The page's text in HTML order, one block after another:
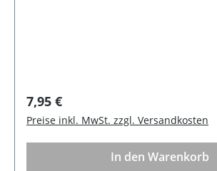
Regulärer Preis:
7,95 €
Preise inkl. MwSt. zzgl. Versandkosten
In den Warenkorb